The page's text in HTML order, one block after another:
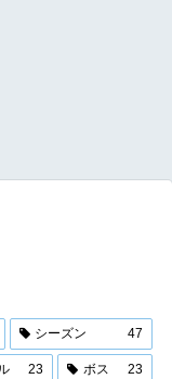
シーズン 47
23 ボス 23